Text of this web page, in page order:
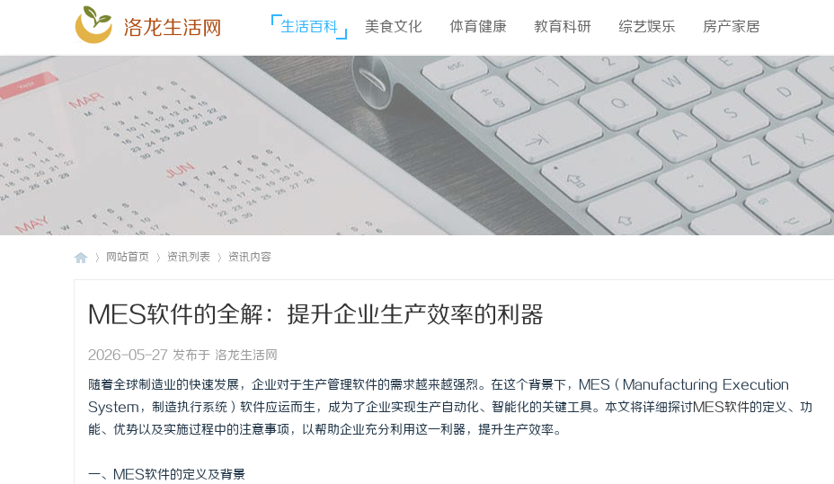
洛龙生活网 生活百科 美食文化 体育健康 教育科研 综艺娱乐 房产家居
网站首页 资讯列表 资讯内容
MES软件的全解：提升企业生产效率的利器
2026-05-27 发布于 洛龙生活网
随着全球制造业的快速发展，企业对于生产管理软件的需求越来越强烈。在这个背景下，MES（Manufacturing Execution
System，制造执行系统）软件应运而生，成为了企业实现生产自动化、智能化的关键工具。本文将详细探讨MES软件的定义、功
能、优势以及实施过程中的注意事项，以帮助企业充分利用这一利器，提升生产效率。
一、MES软件的定义及背景